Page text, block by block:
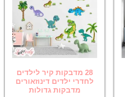
28 מדבקות קיר לילדים
לחדרי ילדים דינוזאורים
מדבקות גדולות